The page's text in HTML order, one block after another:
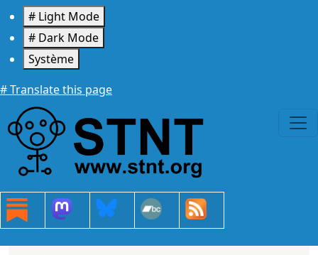
Aller au contenu principal
# Light Mode
# Dark Mode
Système
# Translate this page